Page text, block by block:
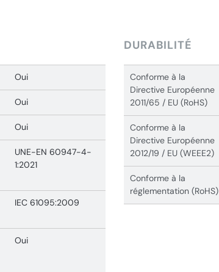
Oui
Oui
Oui
UNE-EN 60947-4-
1:2021
IEC 61095:2009
Oui
DURABILITÉ
Conforme à la
Directive Européenne
2011/65 / EU (RoHS)
Conforme à la
Directive Européenne
2012/19 / EU (WEEE2)
Conforme à la
réglementation (RoHS)